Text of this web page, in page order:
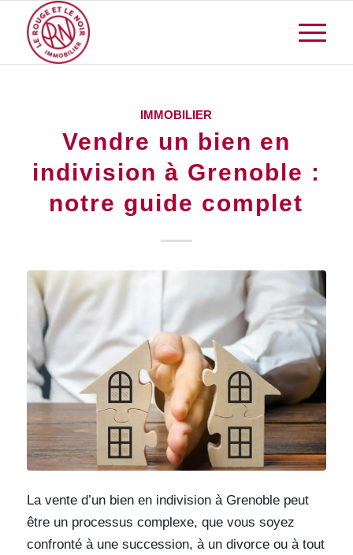
IMMOBILIER
Vendre un bien en
indivision à Grenoble :
notre guide complet
La vente d’un bien en indivision à Grenoble peut
être un processus complexe, que vous soyez
confronté à une succession, à un divorce ou à tout